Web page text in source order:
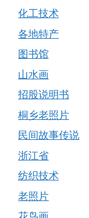
化工技术
各地特产
图书馆
山水画
招股说明书
桐乡老照片
民间故事传说
浙江省
纺织技术
老照片